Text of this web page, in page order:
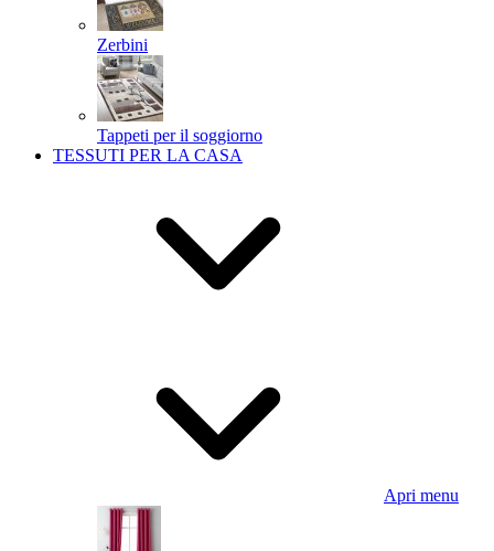
Zerbini
Tappeti per il soggiorno
TESSUTI PER LA CASA
Apri menu